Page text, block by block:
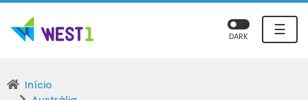
☰
DARK
Início